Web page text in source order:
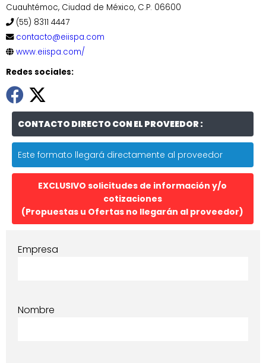
Cuauhtémoc, Ciudad de México, C.P. 06600
(55) 8311 4447
contacto@eiispa.com
www.eiispa.com/
Redes sociales:
CONTACTO DIRECTO CON EL PROVEEDOR :
Este formato llegará directamente al proveedor
EXCLUSIVO solicitudes de información y/o
cotizaciones
(Propuestas u Ofertas no llegarán al proveedor)
Empresa
Nombre